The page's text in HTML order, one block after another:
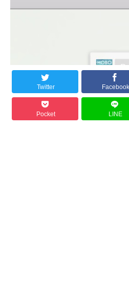
Twitter Facebook
Pocket LINE